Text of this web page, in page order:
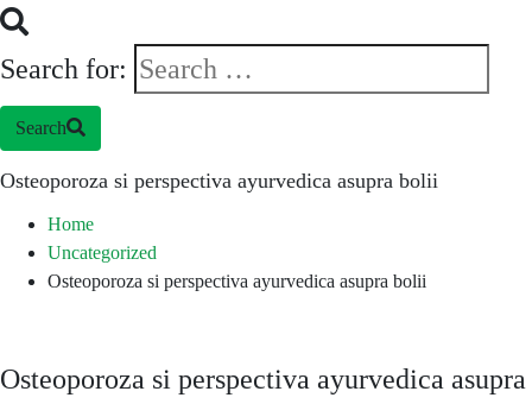
Search for:
Search
Osteoporoza si perspectiva ayurvedica asupra bolii
Home
Uncategorized
Osteoporoza si perspectiva ayurvedica asupra bolii
Osteoporoza si perspectiva ayurvedica asupra